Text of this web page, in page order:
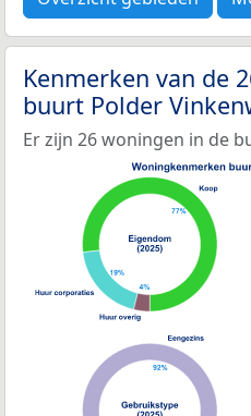
Kenmerken van de
buurt Polder
Er zijn 26 woningen in de